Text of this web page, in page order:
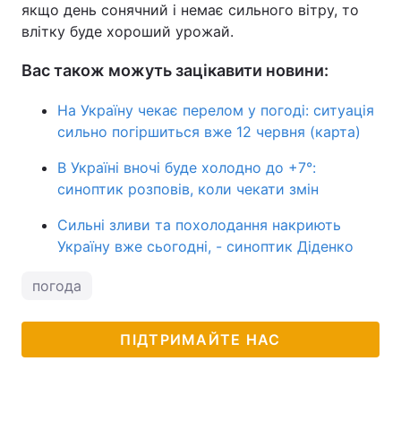
якщо день сонячний і немає сильного вітру, то
влітку буде хороший урожай.
Вас також можуть зацікавити новини:
На Україну чекає перелом у погоді: ситуація
сильно погіршиться вже 12 червня (карта)
В Україні вночі буде холодно до +7°:
синоптик розповів, коли чекати змін
Сильні зливи та похолодання накриють
Україну вже сьогодні, - синоптик Діденко
погода
ПІДТРИМАЙТЕ НАС